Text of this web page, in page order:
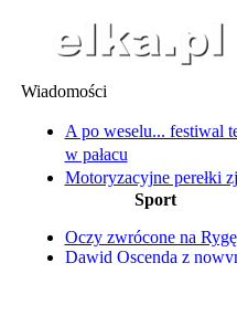
Wiadomości
A po weselu... festiwal
w pałacu
Motoryzacyjne perełki
decyzji
Sport
Oczy zwrócone na Rygę
Dawid Oscenda z